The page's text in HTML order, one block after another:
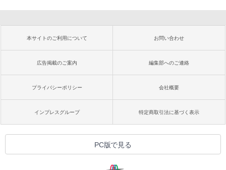
本サイトのご利用について お問い合わせ
広告掲載のご案内 編集部へのご連絡
プライバシーポリシー 会社概要
インプレスグループ 特定商取引法に基づく表示
PC版で見る